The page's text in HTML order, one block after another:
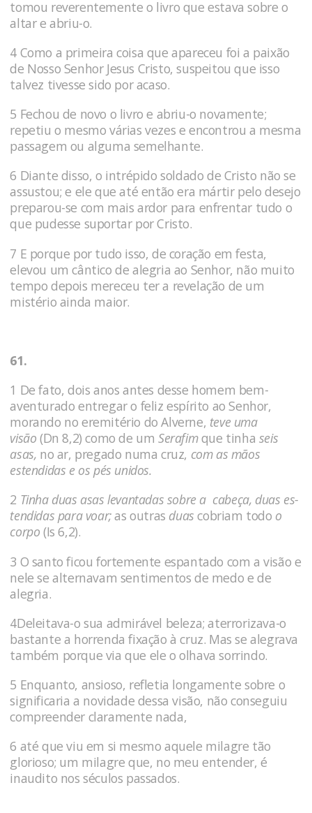
tomou reverentemente o livro que estava sobre o
al­tar e abriu-o.
4 Como a primeira coisa que apareceu foi a paixão
de Nosso Senhor Jesus Cristo, suspeitou que isso
talvez tivesse sido por acaso.
5 Fechou de novo o livro e abriu-o novamente;
repetiu o mesmo várias vezes e encontrou a mesma
passagem ou alguma semelhante.
6 Diante disso, o intrépido soldado de Cristo não se
assustou; e e­le que até então era mártir pelo desejo
preparou-se com mais ar­dor para enfrentar tudo o
que pudesse suportar por Cristo.
7 E porque por tudo isso, de coração em festa,
elevou um cântico de alegria ao Senhor, não muito
tempo depois mereceu ter a revela­ção de um
mistério ainda maior.
61.
1 De fato, dois anos antes desse homem bem-
aventurado entregar o fe­liz espírito ao Senhor,
morando no eremitério do Alverne, teve uma
visão (Dn 8,2) como de um Serafimque tinha seis
asas, no ar, pregado numa cruz, com as mãos
estendi­das e os pés unidos.
2 Tinha duas asas levantadas sobre a cabeça, duas es­
tendidas para voar;as outras duascobriam todo o
corpo (Is 6,2).
3 O santo ficou fortemente espantado com a visão e
nele se alternavam sentimentos de medo e de
alegria.
4Deleitava-o sua admirável beleza; aterrorizava-o
bastante a horrenda fixação à cruz. Mas se alegrava
também porque via que ele o olhava sorrindo.
5 Enquanto, ansioso, refletia longamente sobre o
significaria a novidade dessa visão, não conseguiu
compreender claramente nada,
6 até que viu em si mesmo aquele milagre tão
glorioso; um milagre que, no meu entender, é
inaudito nos séculos passados.